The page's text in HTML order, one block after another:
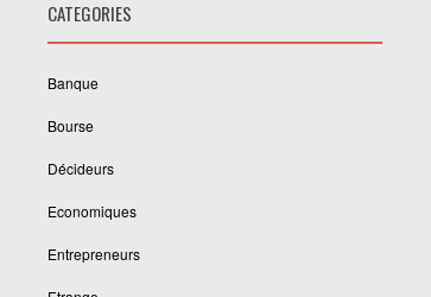
CATEGORIES
Banque
Bourse
Décideurs
Economiques
Entrepreneurs